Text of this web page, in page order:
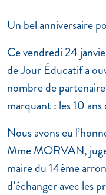
Un bel anniversaire
Ce vendredi 24
de Jour Éducatif a
nombre de
marquant : les 10 ans
Nous avons eu
Mme MORVAN,
maire du 14ème
d’échanger avec les